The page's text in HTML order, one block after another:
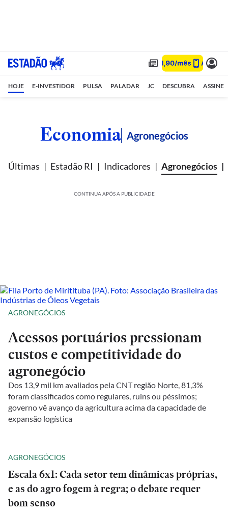
HOJE E-INVESTIDOR PULSA PALADAR JC DESCUBRA ASSINE
Economia Agronegócios
Últimas Estadão RI Indicadores Agronegócios
CONTINUA APÓS A PUBLICIDADE
AGRONEGÓCIOS
Acessos portuários pressionam
custos e competitividade do
agronegócio
Dos 13,9 mil km avaliados pela CNT região Norte, 81,3%
foram classificados como regulares, ruins ou péssimos;
governo vê avanço da agricultura acima da capacidade de
expansão logística
AGRONEGÓCIOS
Escala 6x1: Cada setor tem dinâmicas próprias,
e as do agro fogem à regra; o debate requer
bom senso